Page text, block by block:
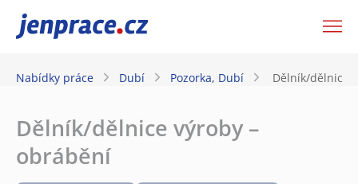
JenPráce.cz
Nabídky práce Dubí Pozorka, Dubí Dělník/dělnice
Dělník/dělnice výroby –
obrábění